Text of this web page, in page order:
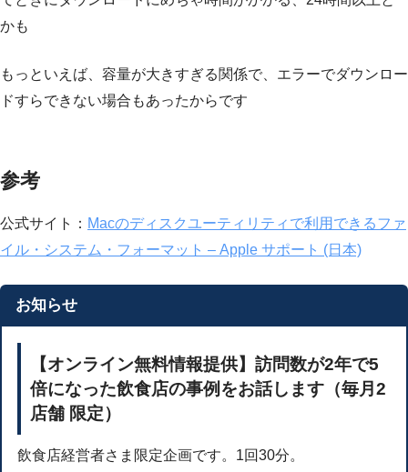
かも
もっといえば、容量が大きすぎる関係で、エラーでダウンロー
ドすらできない場合もあったからです
参考
公式サイト： Macのディスクユーティリティで利用できるファ
イル・システム・フォーマット – Apple サポート (日本)
お知らせ
【オンライン無料情報提供】訪問数が2年で5
倍になった飲食店の事例をお話します（毎月2
店舗 限定）
飲食店経営者さま限定企画です。1回30分。